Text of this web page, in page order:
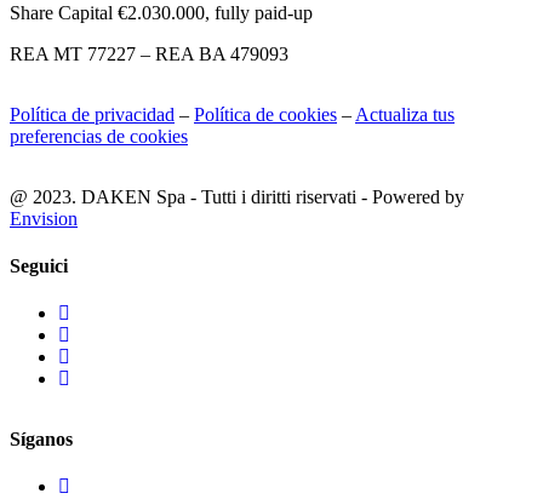
Share Capital €2.030.000, fully paid-up
REA MT 77227 – REA BA 479093
Política de privacidad – Política de cookies – Actualiza tus
preferencias de cookies
@ 2023. DAKEN Spa - Tutti i diritti riservati - Powered by
Envision
Seguici
Síganos